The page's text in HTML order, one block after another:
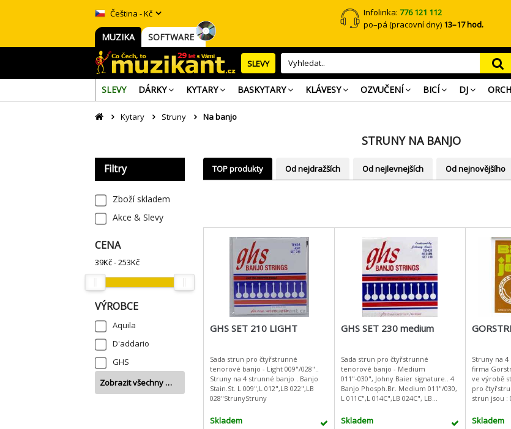
Infolinka:776 121 112
po–pá (pracovní dny) 13–17 hod.
Čeština - Kč
MUZIKA SOFTWARE
SLEVY
SLEVY DÁRKY KYTARY BASKYTARY KLÁVESY OZVUČENÍ BICÍ DJ
Kytary Struny Na banjo
STRUNY NA BANJO
Filtry
Zboží skladem
Akce & Slevy
CENA
39Kč -253Kč
VÝROBCE
Aquila
D'addario
GHS
Zobrazit všechny …
TOP produkty Od nejdražších Od nejlevnejších Od nejnovějšího
GHS SET 210 LIGHT
Sada strun pro čtyřstrunné
tenorové banjo - Light 009"/028"..
Struny na 4 strunné banjo . Banjo
Stain.St. L 009",L 012",LB 022",LB
028"StrunyStruny
Skladem
GHS SET 230 medium
Sada strun pro čtyřstrunné
tenorové banjo - Medium
011"-030", Johny Baier signature.. 4
Banjo Phosph.Br. Medium 011"/030,
L 011C",L 014C",LB 024C", LB
Skladem
Struny na
firma
ve výrobě strun. Řada
pro
strun jsou :
sl
Skladem